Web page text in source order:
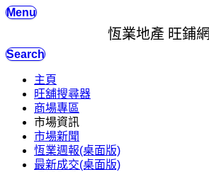
Menu
恆業地產 旺鋪網
Search
主頁
旺舖搜尋器
商場專區
市場資訊
市場新聞
恆業週報(桌面版)
最新成交(桌面版)